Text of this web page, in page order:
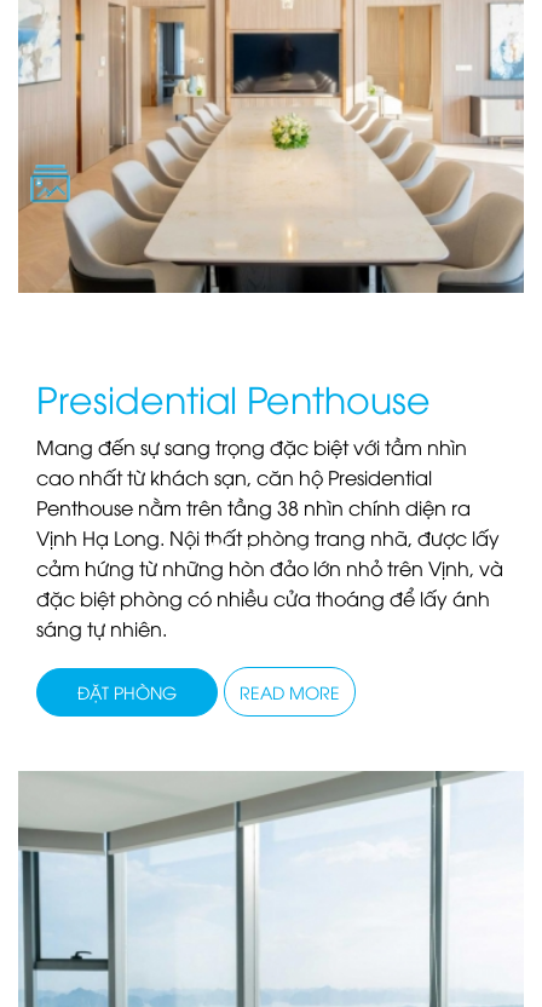
Khách sạn
Presidential Penthouse
Mang đến sự sang trọng đặc biệt với tầm nhìn
cao nhất từ khách sạn, căn hộ Presidential
Penthouse nằm trên tầng 38 nhìn chính diện ra
Vịnh Hạ Long. Nội thất phòng trang nhã, được lấy
cảm hứng từ những hòn đảo lớn nhỏ trên Vịnh, và
đặc biệt phòng có nhiều cửa thoáng để lấy ánh
sáng tự nhiên.
ĐẶT PHÒNG READ MORE